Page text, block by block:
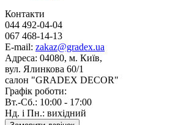
Контакти
044 492-04-04
067 468-14-13
E-mail: zakaz@gradex.ua
Адреса: 04080, м. Київ,
вул. Ялинкова 60/1
салон "GRADEX DECOR"
Графік роботи:
Вт.-Сб.: 10:00 - 17:00
Нд. і Пн.: вихідний